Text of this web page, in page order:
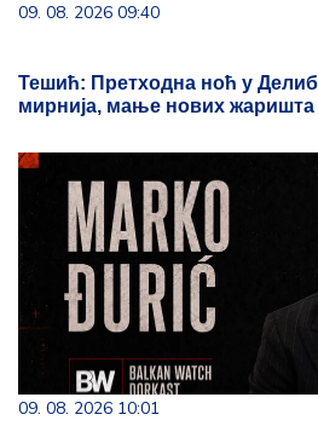
09. 08. 2026 09:40
Тешић: Претходна ноћ у
мирнија, мање нових жаришта
09. 08. 2026 10:01